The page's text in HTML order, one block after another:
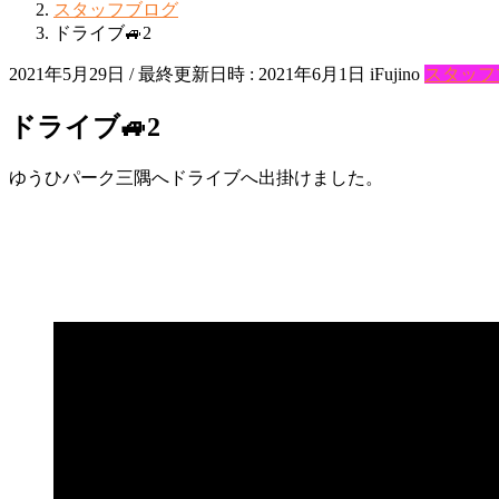
スタッフブログ
ドライブ🚙2
2021年5月29日 / 最終更新日時 : 2021年6月1日 iFujino スタッ
ドライブ🚙2
ゆうひパーク三隅へドライブへ出掛けました。